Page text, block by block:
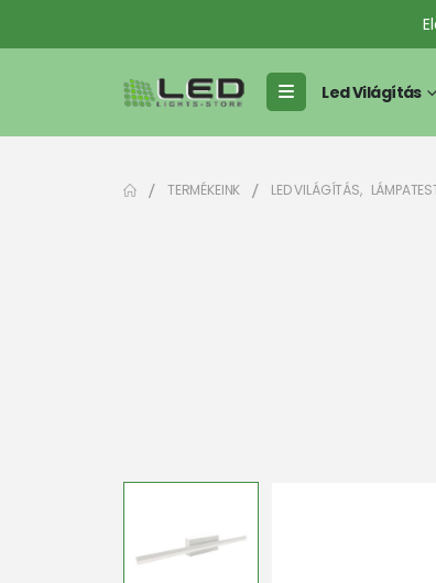
Led Világítás
TERMÉKEINK LED VILÁGÍTÁS,